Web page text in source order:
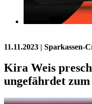
11.11.2023 | Sparkassen-
Kira Weis
ungefährdet